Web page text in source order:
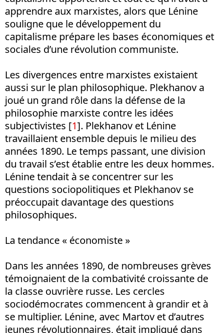
apprendre aux marxistes, alors que Lénine
souligne que le développement du
capitalisme prépare les bases économiques et
sociales d’une révolution communiste.
Les divergences entre marxistes existaient
aussi sur le plan philosophique. Plekhanov a
joué un grand rôle dans la défense de la
philosophie marxiste contre les idées
subjectivistes [1]. Plekhanov et Lénine
travaillaient ensemble depuis le milieu des
années 1890. Le temps passant, une division
du travail s’est établie entre les deux hommes.
Lénine tendait à se concentrer sur les
questions sociopolitiques et Plekhanov se
préoccupait davantage des questions
philosophiques.
La tendance « économiste »
Dans les années 1890, de nombreuses grèves
témoignaient de la combativité croissante de
la classe ouvrière russe. Les cercles
sociodémocrates commencent à grandir et à
se multiplier. Lénine, avec Martov et d’autres
jeunes révolutionnaires, était impliqué dans